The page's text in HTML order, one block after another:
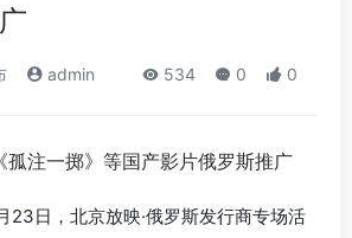
admin 534 0 0
23日，北京放映·俄罗斯发行商专场活